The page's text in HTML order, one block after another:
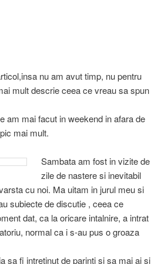
nu am avut timp, nu pentru
mult descrie ceea ce vreau sa spun
am mai facut in weekend in afara de
mai mult.
Sambata am fost in vizite de
zile de nastere si inevitabil
cu noi. Ma uitam in jurul meu si
subiecte de discutie , ceea ce
dat, ca la oricare intalnire, a intrat
normal ca i s-au pus o groaza
sa fi intretinut de parinti si sa mai ai si